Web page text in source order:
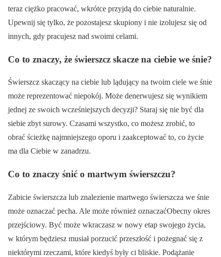
teraz ciężko pracować, wkrótce przyjdą do ciebie naturalnie.
Upewnij się tylko, że pozostajesz skupiony i nie izolujesz się od
innych, gdy pracujesz nad swoimi celami.
Co to znaczy, że świerszcz skacze na ciebie we śnie?
Świerszcz skaczący na ciebie lub lądujący na twoim ciele we śnie
może reprezentować niepokój. Może denerwujesz się wynikiem
jednej ze swoich wcześniejszych decyzji? Staraj się nie być dla
siebie zbyt surowy. Czasami wszystko, co możesz zrobić, to
obrać ścieżkę najmniejszego oporu i zaakceptować to, co życie
ma dla Ciebie w zanadrzu.
Co to znaczy śnić o martwym świerszczu?
Zabicie świerszcza lub znalezienie martwego świerszcza we śnie
może oznaczać pecha. Ale może również oznaczaćObecny okres
przejściowy. Być może wkraczasz w nowy etap swojego życia,
w którym będziesz musiał porzucić przeszłość i pożegnać się z
niektórymi rzeczami, które kiedyś były ci bliskie. Podążanie